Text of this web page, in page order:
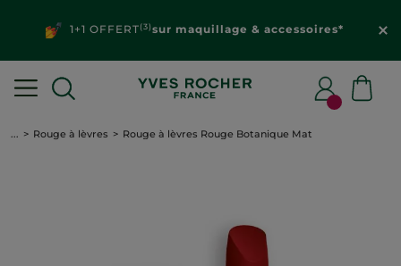
1+1 OFFERT(3)sur maquillage & accessoires*
... Rouge à lèvres Rouge à lèvres Rouge Botanique Mat